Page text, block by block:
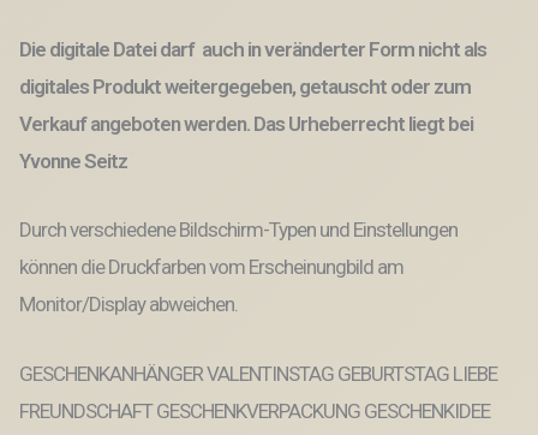
Die digitale Datei darf auch in veränderter Form nicht als
digitales Produkt weitergegeben, getauscht oder zum
Verkauf angeboten werden. Das Urheberrecht liegt bei
Yvonne Seitz
Durch verschiedene Bildschirm-Typen und Einstellungen
können die Druckfarben vom Erscheinungbild am
Monitor/Display abweichen.
GESCHENKANHÄNGER VALENTINSTAG GEBURTSTAG LIEBE
FREUNDSCHAFT GESCHENKVERPACKUNG GESCHENKIDEE